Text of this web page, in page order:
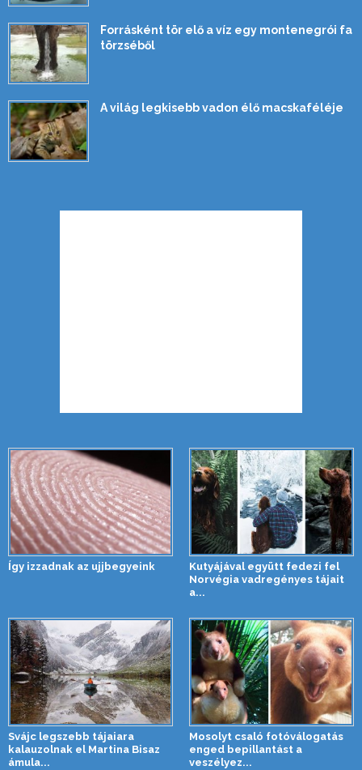
Forrásként tör elő a víz egy montenegrói fa
törzséből
A világ legkisebb vadon élő macskaféléje
Így izzadnak az ujjbegyeink
Kutyájával együtt fedezi fel
Norvégia vadregényes tájait
a...
Svájc legszebb tájaiara
kalauzolnak el Martina Bisaz
ámula...
Mosolyt csaló fotóválogatás
enged bepillantást a
veszélyez...